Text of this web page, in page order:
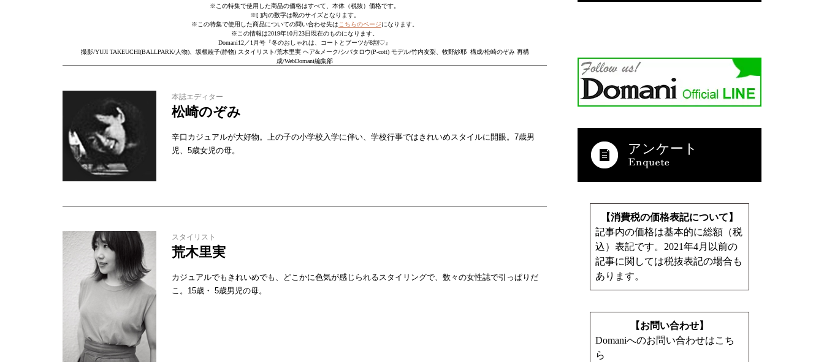
※この特集で使用した商品の価格はすべて、本体（税抜）価格です。
※[ ]内の数字は靴のサイズとなります。
※この特集で使用した商品についての問い合わせ先は こちらのページになります。
※この情報は2019年10月23日現在のものになります。
Domani12／1月号『冬のおしゃれは、コートとブーツが8割♡』
撮影/YUJI TAKEUCHI(BALLPARK/人物)、坂根綾子(静物) スタイリスト/荒木里実 ヘア&メーク/シバタロウ(P-cott) モデル/竹内友梨、牧野紗耶 構成/松崎のぞみ 再構
成/WebDomani編集部
本誌エディター
松崎のぞみ
辛口カジュアルが大好物。上の子の小学校入学に伴い、学校行事ではきれいめスタイルに開眼。7歳男
児、5歳女児の母。
スタイリスト
荒木里実
カジュアルでもきれいめでも、どこかに色気が感じられるスタイリングで、数々の女性誌で引っぱりだ
こ。15歳・ 5歳男児の母。
アンケート
【消費税の価格表記について】
記事内の価格は基本的に総額（税
込）表記です。2021年4月以前の
記事に関しては税抜表記の場合も
あります。
【お問い合わせ】
Domaniへのお問い合わせはこち
ら